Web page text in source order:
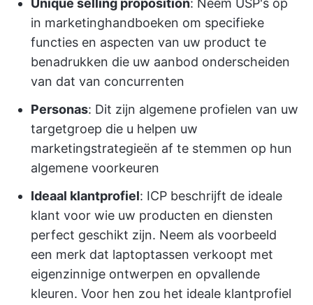
Unique selling proposition: Neem USP's op
in marketinghandboeken om specifieke
functies en aspecten van uw product te
benadrukken die uw aanbod onderscheiden
van dat van concurrenten
Personas: Dit zijn algemene profielen van uw
targetgroep die u helpen uw
marketingstrategieën af te stemmen op hun
algemene voorkeuren
Ideaal klantprofiel: ICP beschrijft de ideale
klant voor wie uw producten en diensten
perfect geschikt zijn. Neem als voorbeeld
een merk dat laptoptassen verkoopt met
eigenzinnige ontwerpen en opvallende
kleuren. Voor hen zou het ideale klantprofiel